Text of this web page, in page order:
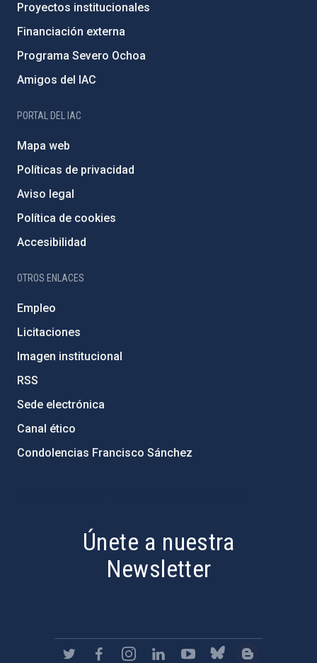
Proyectos institucionales
Financiación externa
Programa Severo Ochoa
Amigos del IAC
PORTAL DEL IAC
Mapa web
Políticas de privacidad
Aviso legal
Política de cookies
Accesibilidad
OTROS ENLACES
Empleo
Licitaciones
Imagen institucional
RSS
Sede electrónica
Canal ético
Condolencias Francisco Sánchez
Únete a nuestra
Newsletter